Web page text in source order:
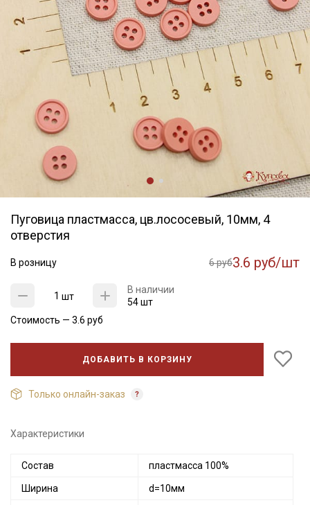
Пуговица пластмасса, цв.лососевый, 10мм, 4
отверстия
В розницу 6 руб3.6 руб/шт
шт
В наличии
54 шт
Стоимость — 3.6 руб
ДОБАВИТЬ В КОРЗИНУ
Только онлайн-заказ
Характеристики
Состав пластмасса 100%
Ширина d=10мм
Секретная рассылка от Купава
Мы публикуем здесь дополнительные
категории тканей